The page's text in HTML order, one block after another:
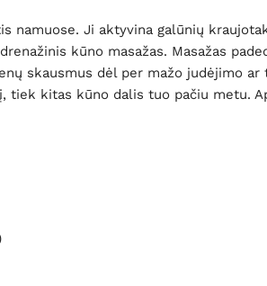
namuose. Ji aktyvina galūnių
kūno masažas. Masažas
skausmus dėl per mažo judėjimo ar
tiek kitas kūno dalis tuo pačiu metu.